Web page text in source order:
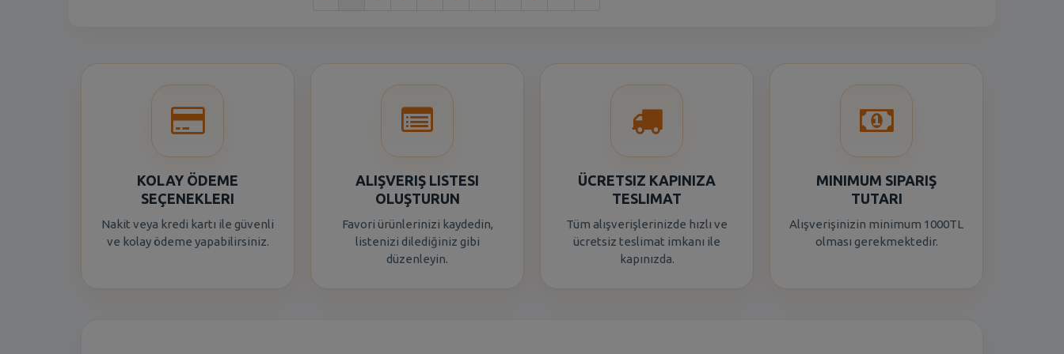
KOLAY ÖDEME
SEÇENEKLERI
Nakit veya kredi kartı ile güvenli
ve kolay ödeme yapabilirsiniz.
ALIŞVERIŞ LISTESI
OLUŞTURUN
Favori ürünlerinizi kaydedin,
listenizi dilediğiniz gibi
düzenleyin.
ÜCRETSIZ KAPINIZA
TESLIMAT
Tüm alışverişlerinizde hızlı ve
ücretsiz teslimat imkanı ile
kapınızda.
MINIMUM SIPARIŞ
TUTARI
Alışverişinizin minimum 1000TL
olması gerekmektedir.